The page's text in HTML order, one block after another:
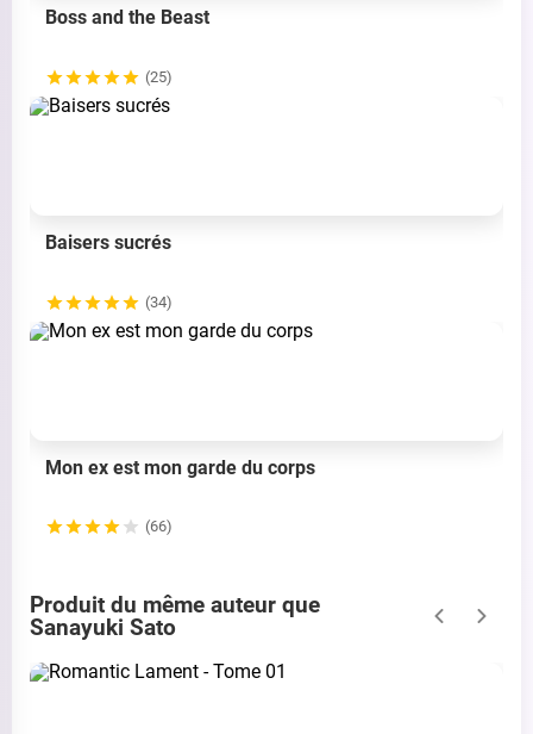
Boss and the Beast
(25)
Baisers sucrés
(34)
Mon ex est mon garde du corps
(66)
Produit du même auteur que
Sanayuki Sato